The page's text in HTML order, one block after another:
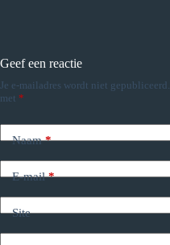
Geef een reactie
Je e-mailadres wordt niet gepubliceerd.
met *
Naam*
E-mail*
Site